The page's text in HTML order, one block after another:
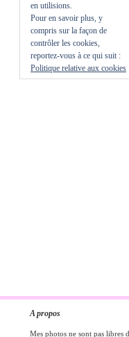
en utilisions.
Pour en savoir plus, y
compris sur la façon de
contrôler les cookies,
reportez-vous à ce qui suit :
Politique relative aux cookies
A propos
Mes photos ne sont pas libres